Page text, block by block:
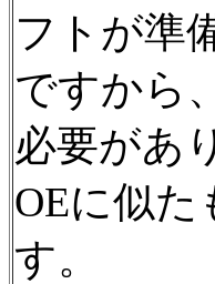
フトが準
ですから
必要があ
OEに似
す。